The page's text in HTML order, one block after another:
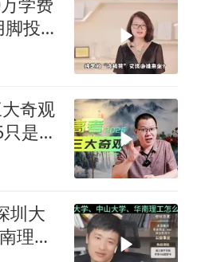
脚投
奇观
是其
圳大
理工